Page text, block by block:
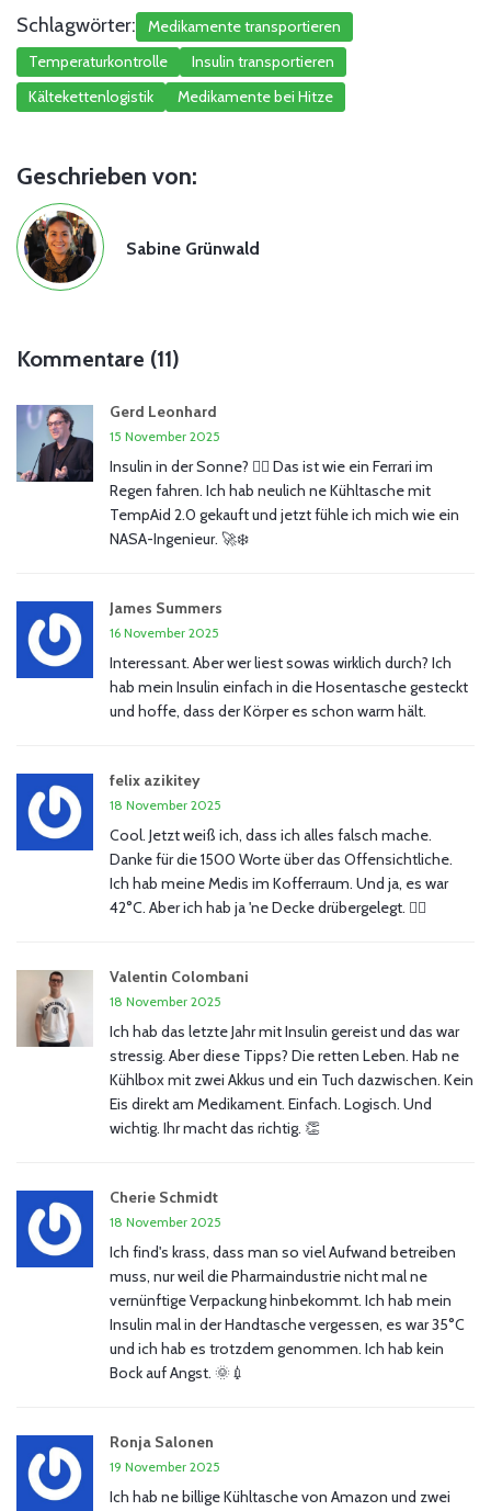
Schlagwörter:
Medikamente transportieren
Temperaturkontrolle
Insulin transportieren
Kältekettenlogistik
Medikamente bei Hitze
Geschrieben von:
Sabine Grünwald
Kommentare (11)
Gerd Leonhard
15 November 2025
Insulin in der Sonne? 🤦‍♂️ Das ist wie ein Ferrari im
Regen fahren. Ich hab neulich ne Kühltasche mit
TempAid 2.0 gekauft und jetzt fühle ich mich wie ein
NASA-Ingenieur. 🚀❄️
James Summers
16 November 2025
Interessant. Aber wer liest sowas wirklich durch? Ich
hab mein Insulin einfach in die Hosentasche gesteckt
und hoffe, dass der Körper es schon warm hält.
felix azikitey
18 November 2025
Cool. Jetzt weiß ich, dass ich alles falsch mache.
Danke für die 1500 Worte über das Offensichtliche.
Ich hab meine Medis im Kofferraum. Und ja, es war
42°C. Aber ich hab ja 'ne Decke drübergelegt. 🤷‍♂️
Valentin Colombani
18 November 2025
Ich hab das letzte Jahr mit Insulin gereist und das war
stressig. Aber diese Tipps? Die retten Leben. Hab ne
Kühlbox mit zwei Akkus und ein Tuch dazwischen. Kein
Eis direkt am Medikament. Einfach. Logisch. Und
wichtig. Ihr macht das richtig. 👏
Cherie Schmidt
18 November 2025
Ich find's krass, dass man so viel Aufwand betreiben
muss, nur weil die Pharmaindustrie nicht mal ne
vernünftige Verpackung hinbekommt. Ich hab mein
Insulin mal in der Handtasche vergessen, es war 35°C
und ich hab es trotzdem genommen. Ich hab kein
Bock auf Angst. 🌞💉
Ronja Salonen
19 November 2025
Ich hab ne billige Kühltasche von Amazon und zwei